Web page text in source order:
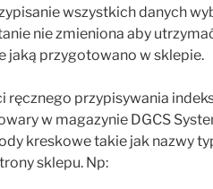
wszystkich danych
nie zmieniona aby
jaką przygotowano w sklepie.
przypisywania
w magazynie DGCS
kreskowe takie jak nazwy
sklepu. Np: